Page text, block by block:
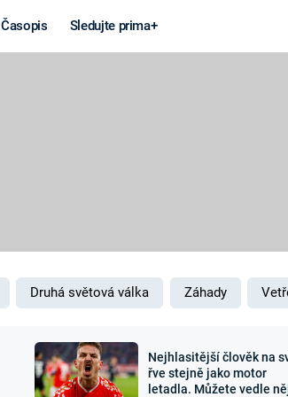
Časopis Sledujte prima+
MARS
Záhady a
Druhá světová válka Záhady
Nejhlasitější člověk na
řve stejně jako motor
letadla. Můžete vedle